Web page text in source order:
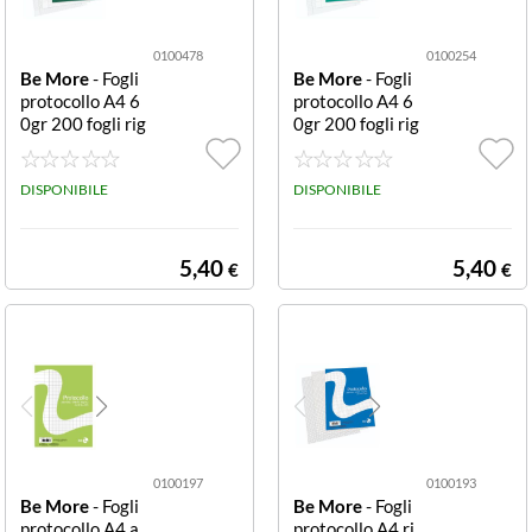
0100478
Be More- Fogli
protocollo A4 6
0gr 200 fogli rig
atura 4F RISMA
200FF PROTOC
OLLO A4 60GR
DISPONIBILE
5,40 €
0100254
Be More- Fogli
protocollo A4 6
0gr 200 fogli rig
atura 0C RISMA
CARTA PROTO
COLLO A4 60G
DISPONIBILE
5,40 €
0100197
Be More- Fogli
0100193
Be More- Fogli